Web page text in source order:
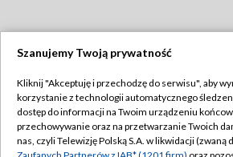
TVP
Abonament TVP
Emisja w TVP
Regulamin TVP
Szanujemy Twoją prywatność
Kliknij "Akceptuję i przechodzę do serwisu", aby
korzystanie z technologii automatycznego
dostęp do informacji na Twoim urządzeniu
przechowywanie oraz na przetwarzanie Twoich
nas, czyli Telewizję Polską S.A. w likwidacji (zwaną